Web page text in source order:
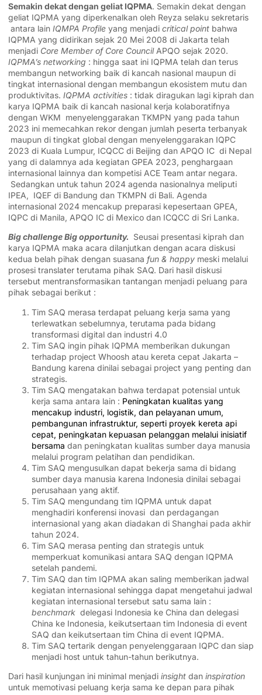
Semakin dekat dengan geliat IQPMA. Semakin dekat dengan
geliat IQPMA yang diperkenalkan oleh Reyza selaku sekretaris
antara lain IQMPA Profile yang menjadi critical point bahwa
IQPMA yang didirikan sejak 20 Mei 2008 di Jakarta telah
menjadi Core Member of Core CouncilAPQO sejak 2020.
IQPMA’s networking : hingga saat ini IQPMA telah dan terus
membangun networking baik di kancah nasional maupun di
tingkat internasional dengan membangun ekosistem mutu dan
produktivitas. IQPMA activities : tidak diragukan lagi kiprah dan
karya IQPMA baik di kancah nasional kerja kolaboratifnya
dengan WKM menyelenggarakan TKMPN yang pada tahun
2023 ini memecahkan rekor dengan jumlah peserta terbanyak
maupun di tingkat global dengan menyelenggarakan IQPC
2023 di Kuala Lumpur, ICQCC di Beijing dan APQO IC di Nepal
yang di dalamnya ada kegiatan GPEA 2023, penghargaan
internasional lainnya dan kompetisi ACE Team antar negara.
Sedangkan untuk tahun 2024 agenda nasionalnya meliputi
IPEA, IQEF di Bandung dan TKMPN di Bali. Agenda
internasional 2024 mencakup preparasi kepesertaan GPEA,
IQPC di Manila, APQO IC di Mexico dan ICQCC di Sri Lanka.
Big challenge Big opportunity. Seusai presentasi kiprah dan
karya IQPMA maka acara dilanjutkan dengan acara diskusi
kedua belah pihak dengan suasana fun & happy meski melalui
prosesi translater terutama pihak SAQ. Dari hasil diskusi
tersebut mentransformasikan tantangan menjadi peluang para
pihak sebagai berikut :
Tim SAQ merasa terdapat peluang kerja sama yang
terlewatkan sebelumnya, terutama pada bidang
transformasi digital dan industri 4.0
Tim SAQ ingin pihak IQPMA memberikan dukungan
terhadap project Whoosh atau kereta cepat Jakarta –
Bandung karena dinilai sebagai project yang penting dan
strategis.
Tim SAQ mengatakan bahwa terdapat potensial untuk
kerja sama antara lain : Peningkatan kualitas yang
mencakup industri, logistik, dan pelayanan umum,
pembangunan infrastruktur, seperti proyek kereta api
cepat, peningkatan kepuasan pelanggan melalui inisiatif
bersama dan peningkatan kualitas sumber daya manusia
melalui program pelatihan dan pendidikan.
Tim SAQ mengusulkan dapat bekerja sama di bidang
sumber daya manusia karena Indonesia dinilai sebagai
perusahaan yang aktif.
Tim SAQ mengundang tim IQPMA untuk dapat
menghadiri konferensi inovasi dan perdagangan
internasional yang akan diadakan di Shanghai pada akhir
tahun 2024.
Tim SAQ merasa penting dan strategis untuk
memperkuat komunikasi antara SAQ dengan IQPMA
setelah pandemi.
Tim SAQ dan tim IQPMA akan saling memberikan jadwal
kegiatan internasional sehingga dapat mengetahui jadwal
kegiatan internasional tersebut satu sama lain :
benchmark delegasi Indonesia ke China dan delegasi
China ke Indonesia, keikutsertaan tim Indonesia di event
SAQ dan keikutsertaan tim China di event IQPMA.
Tim SAQ tertarik dengan penyelenggaraan IQPC dan siap
menjadi host untuk tahun-tahun berikutnya.
Dari hasil kunjungan ini minimal menjadi insight dan inspiration
untuk memotivasi peluang kerja sama ke depan para pihak